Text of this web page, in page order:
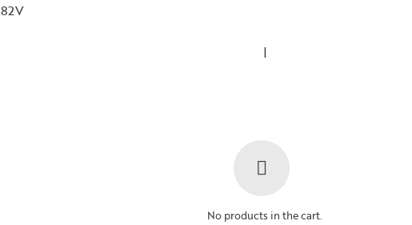
|
No products in the cart.